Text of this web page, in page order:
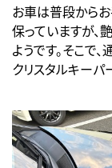
お車は普段から
保っていますが、
ようです。そこで
クリスタルキーパ